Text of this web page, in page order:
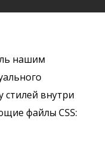
нашим
стилей внутри
файлы CSS: